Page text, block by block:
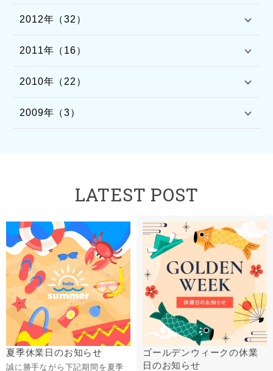
2012年（32）
2011年（16）
2010年（22）
2009年（3）
LATEST POST
夏季休業日のお知らせ
誠に勝手ながら下記期間を夏季
ゴールデンウィークの休業
日のお知らせ